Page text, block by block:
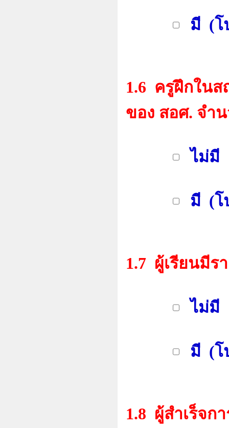
มี (โ
1.6 ครูฝึกใน
ของ สอศ. จำ
ไม่มี
มี (โ
1.7 ผู้เรียนมีร
ไม่มี
มี (โ
1.8 ผู้สำเร็จ